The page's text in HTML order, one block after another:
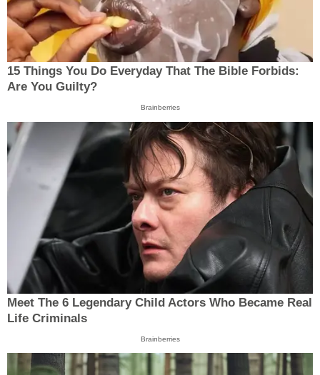
15 Things You Do Everyday That The Bible Forbids:
Are You Guilty?
Brainberries
Meet The 6 Legendary Child Actors Who Became Real
Life Criminals
Brainberries